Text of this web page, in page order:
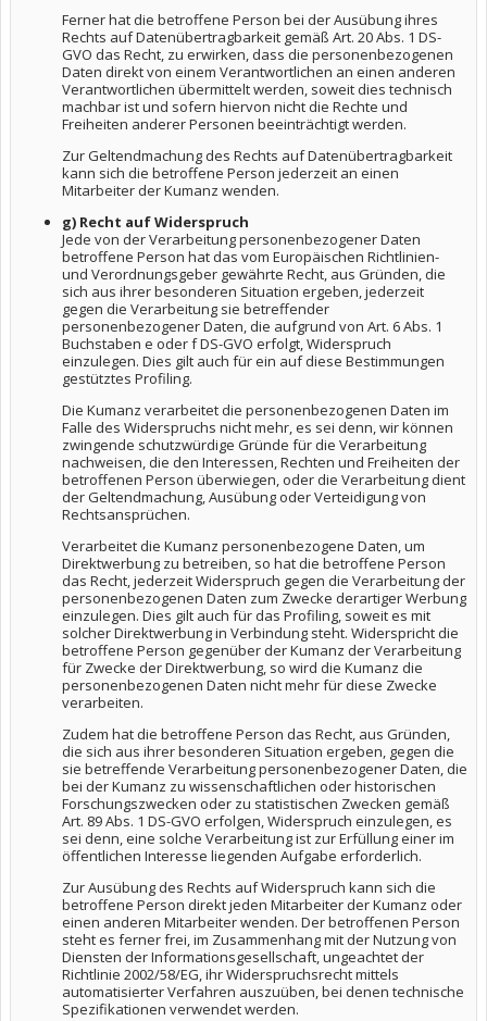
Ferner hat die betroffene Person bei der Ausübung ihres
Rechts auf Datenübertragbarkeit gemäß Art. 20 Abs. 1 DS-
GVO das Recht, zu erwirken, dass die personenbezogenen
Daten direkt von einem Verantwortlichen an einen anderen
Verantwortlichen übermittelt werden, soweit dies technisch
machbar ist und sofern hiervon nicht die Rechte und
Freiheiten anderer Personen beeinträchtigt werden.
Zur Geltendmachung des Rechts auf Datenübertragbarkeit
kann sich die betroffene Person jederzeit an einen
Mitarbeiter der Kumanz wenden.
g) Recht auf Widerspruch
Jede von der Verarbeitung personenbezogener Daten
betroffene Person hat das vom Europäischen Richtlinien-
und Verordnungsgeber gewährte Recht, aus Gründen, die
sich aus ihrer besonderen Situation ergeben, jederzeit
gegen die Verarbeitung sie betreffender
personenbezogener Daten, die aufgrund von Art. 6 Abs. 1
Buchstaben e oder f DS-GVO erfolgt, Widerspruch
einzulegen. Dies gilt auch für ein auf diese Bestimmungen
gestütztes Profiling.
Die Kumanz verarbeitet die personenbezogenen Daten im
Falle des Widerspruchs nicht mehr, es sei denn, wir können
zwingende schutzwürdige Gründe für die Verarbeitung
nachweisen, die den Interessen, Rechten und Freiheiten der
betroffenen Person überwiegen, oder die Verarbeitung dient
der Geltendmachung, Ausübung oder Verteidigung von
Rechtsansprüchen.
Verarbeitet die Kumanz personenbezogene Daten, um
Direktwerbung zu betreiben, so hat die betroffene Person
das Recht, jederzeit Widerspruch gegen die Verarbeitung der
personenbezogenen Daten zum Zwecke derartiger Werbung
einzulegen. Dies gilt auch für das Profiling, soweit es mit
solcher Direktwerbung in Verbindung steht. Widerspricht die
betroffene Person gegenüber der Kumanz der Verarbeitung
für Zwecke der Direktwerbung, so wird die Kumanz die
personenbezogenen Daten nicht mehr für diese Zwecke
verarbeiten.
Zudem hat die betroffene Person das Recht, aus Gründen,
die sich aus ihrer besonderen Situation ergeben, gegen die
sie betreffende Verarbeitung personenbezogener Daten, die
bei der Kumanz zu wissenschaftlichen oder historischen
Forschungszwecken oder zu statistischen Zwecken gemäß
Art. 89 Abs. 1 DS-GVO erfolgen, Widerspruch einzulegen, es
sei denn, eine solche Verarbeitung ist zur Erfüllung einer im
öffentlichen Interesse liegenden Aufgabe erforderlich.
Zur Ausübung des Rechts auf Widerspruch kann sich die
betroffene Person direkt jeden Mitarbeiter der Kumanz oder
einen anderen Mitarbeiter wenden. Der betroffenen Person
steht es ferner frei, im Zusammenhang mit der Nutzung von
Diensten der Informationsgesellschaft, ungeachtet der
Richtlinie 2002/58/EG, ihr Widerspruchsrecht mittels
automatisierter Verfahren auszuüben, bei denen technische
Spezifikationen verwendet werden.